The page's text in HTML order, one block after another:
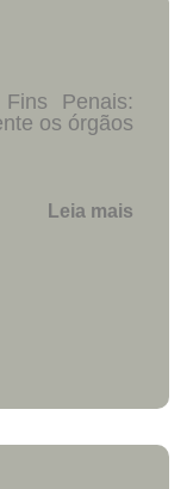
Penais:
os órgãos
Leia mais